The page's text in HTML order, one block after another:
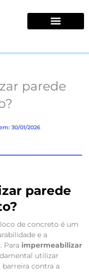
parede
30/01/2026
parede
de concreto é um
e a
Para impermeabilizar
utilizar
contra a